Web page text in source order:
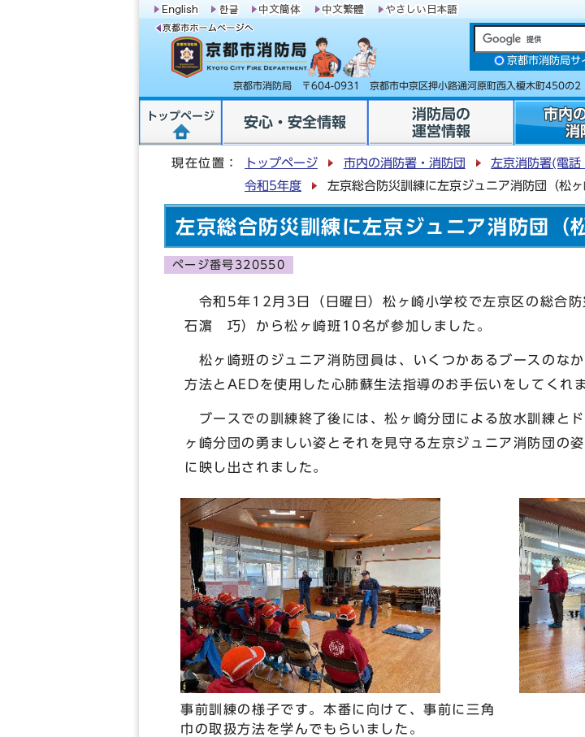
京都市消防局サ
京都市消防局 〒604-0931 京都市中京区押小路通河原町西入榎木町450
トップページ 安心・安全情報
消防局の
運営情報
市内
消
現在位置： トップページ 市内の消防署・消防団 左京消防署(電
令和5年度
左京総合防災訓練に左京ジュニア消防団（松
左京総合防災訓練に左京ジュニア消防団（
ページ番号320550
令和5年12月3日（日曜日）松ヶ崎小学校で左京区の総合
石濵 巧）から松ヶ崎班10名が参加しました。
松ヶ崎班のジュニア消防団員は、いくつかあるブースのな
方法とAEDを使用した心肺蘇生法指導のお手伝いをしてくれ
ブースでの訓練終了後には、松ヶ崎分団による放水訓練と
ヶ崎分団の勇ましい姿とそれを見守る左京ジュニア消防団の
に映し出されました。
事前訓練の様子です。本番に向けて、事前に三角
巾の取扱方法を学んでもらいました。